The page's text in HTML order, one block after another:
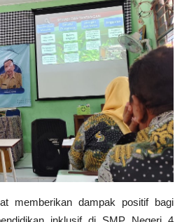
memberikan dampak positif bagi